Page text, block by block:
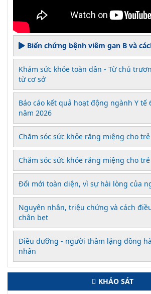
Biến chứng bệnh viêm gan B và
Khám sức khỏe toàn dân - Từ chủ
từ cơ sở
Báo cáo kết quả hoạt động ngành Y tế
năm 2026
Chăm sóc sức khỏe răng miệng cho
Chăm sóc sức khỏe răng miệng cho
Đổi mới toàn diện, vì sự hài lòng của
Nguyên nhân, triệu chứng và cách
chân bẹt
Điều dưỡng - người thầm lặng đồng
nhân
KHẢO SÁT